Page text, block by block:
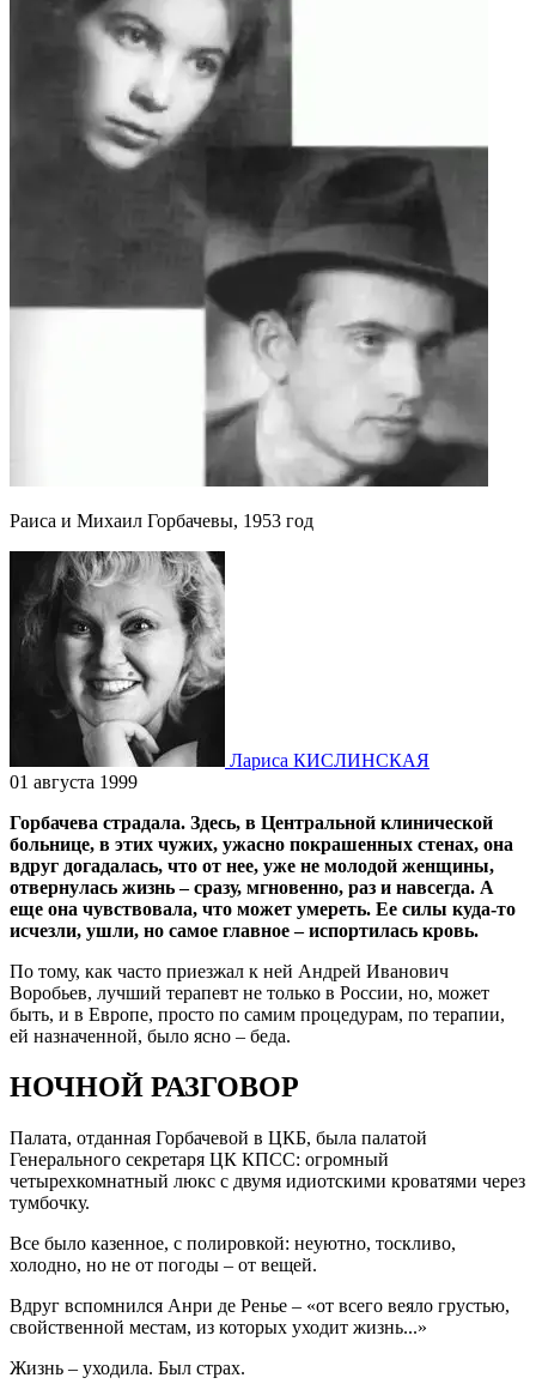
Раиса и Михаил Горбачевы, 1953 год
Лариса КИСЛИНСКАЯ
01 августа 1999
Горбачева страдала. Здесь, в Центральной клинической
больнице, в этих чужих, ужасно покрашенных стенах, она
вдруг догадалась, что от нее, уже не молодой женщины,
отвернулась жизнь – сразу, мгновенно, раз и навсегда. А
еще она чувствовала, что может умереть. Ее силы куда-то
исчезли, ушли, но самое главное – испортилась кровь.
По тому, как часто приезжал к ней Андрей Иванович
Воробьев, лучший терапевт не только в России, но, может
быть, и в Европе, просто по самим процедурам, по терапии,
ей назначенной, было ясно – беда.
НОЧНОЙ РАЗГОВОР
Палата, отданная Горбачевой в ЦКБ, была палатой
Генерального секретаря ЦК КПСС: огромный
четырехкомнатный люкс с двумя идиотскими кроватями через
тумбочку.
Все было казенное, с полировкой: неуютно, тоскливо,
холодно, но не от погоды – от вещей.
Вдруг вспомнился Анри де Ренье – «от всего веяло грустью,
свойственной местам, из которых уходит жизнь...»
Жизнь – уходила. Был страх.